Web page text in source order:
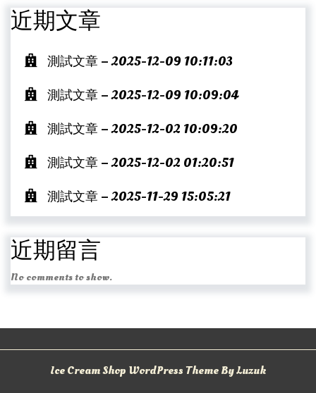
近期文章
測試文章 – 2025-12-09 10:11:03
測試文章 – 2025-12-09 10:09:04
測試文章 – 2025-12-02 10:09:20
測試文章 – 2025-12-02 01:20:51
測試文章 – 2025-11-29 15:05:21
近期留言
No comments to show.
Ice Cream Shop WordPress Theme By Luzuk